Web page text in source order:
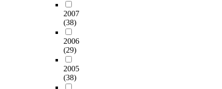
2007
(38)
2006
(29)
2005
(38)